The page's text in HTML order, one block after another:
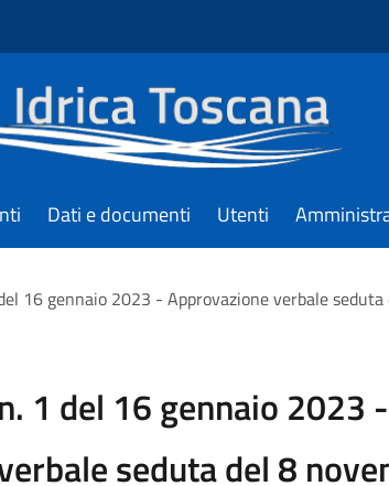
Dati e documenti Utenti
16 gennaio 2023 - Approvazione verbale
1 del 16 gennaio 2023 -
seduta del 8